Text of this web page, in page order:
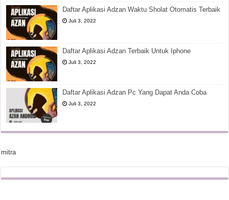
Daftar Aplikasi Adzan Waktu Sholat Otomatis Terbaik
Juli 3, 2022
Daftar Aplikasi Adzan Terbaik Untuk Iphone
Juli 3, 2022
Daftar Aplikasi Adzan Pc Yang Dapat Anda Coba
Juli 3, 2022
mitra